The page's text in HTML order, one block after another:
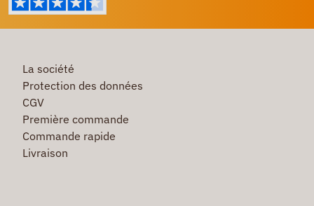
La société
Protection des données
CGV
Première commande
Commande rapide
Livraison